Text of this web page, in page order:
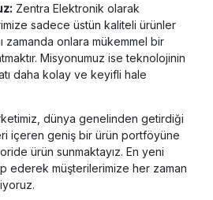
Zentra Elektronik olarak
sadece üstün kaliteli ürünler
zamanda onlara mükemmel bir
Misyonumuz ise teknolojinin
daha kolay ve keyifli hale
dünya genelinden getirdiği
içeren geniş bir ürün portföyüne
ürün sunmaktayız. En yeni
ederek müşterilerimize her zaman